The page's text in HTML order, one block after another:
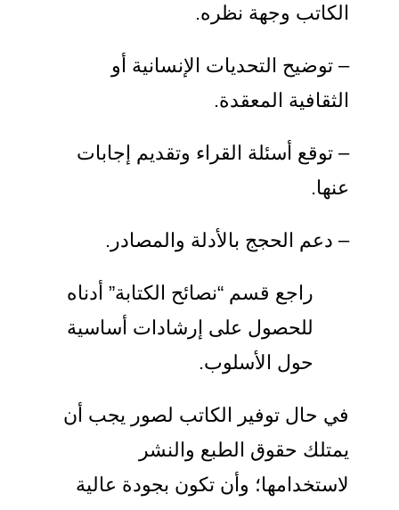
الكاتب وجهة نظره.
– توضيح التحديات الإنسانية أو
الثقافية المعقدة.
– توقع أسئلة القراء وتقديم إجابات
عنها.
– دعم الحجج بالأدلة والمصادر.
راجع قسم “نصائح الكتابة” أدناه
للحصول على إرشادات أساسية
حول الأسلوب.
في حال توفير الكاتب لصور يجب أن
يمتلك حقوق الطبع والنشر
لاستخدامها؛ وأن تكون بجودة عالية